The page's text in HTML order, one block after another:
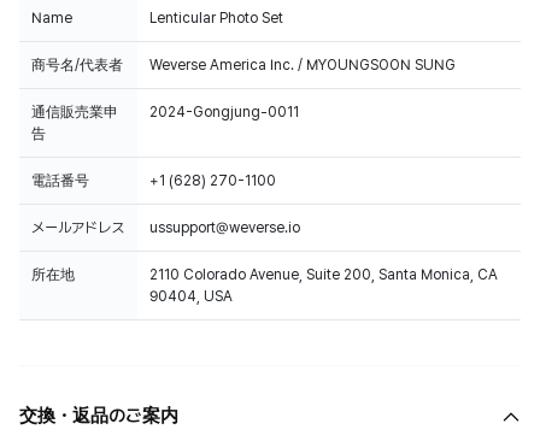
Name Lenticular Photo Set
商号名/代表者 Weverse America Inc. / MYOUNGSOON SUNG
通信販売業申
告
2024-Gongjung-0011
電話番号 +1 (628) 270-1100
メールアドレス ussupport@weverse.io
所在地
2110 Colorado Avenue, Suite 200, Santa Monica, CA
90404, USA
交換・返品のご案内